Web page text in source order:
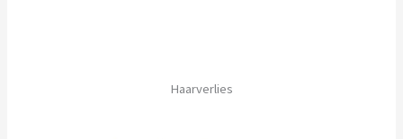
Haarverlies